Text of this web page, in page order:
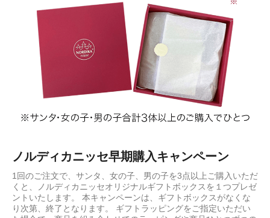
ノルディカニッセ早期購入キャンペーン
1回のご注文で、サンタ、女の子、男の子を3点以上ご購入いただ
くと、ノルディカニッセオリジナルギフトボックスを１つプレゼ
ントいたします。 本キャンペーンは、ギフトボックスがなくな
り次第、終了となります。 ギフトラッピングをご指定いただい